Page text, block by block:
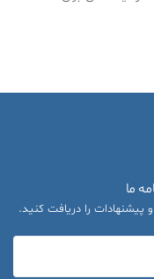
ما
پیشنهادات را دریافت کنید.